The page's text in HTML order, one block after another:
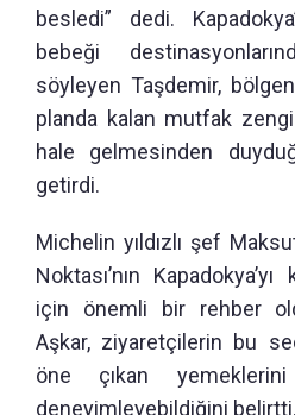
besledi” dedi.
bebeği
söyleyen Taşdemir,
planda kalan mutfak
hale gelmesinden
getirdi.
Michelin yıldızlı şef
Noktası’nın
için önemli bir rehber
Aşkar, ziyaretçilerin bu
öne çıkan
deneyimleyebildiğini belirtti.